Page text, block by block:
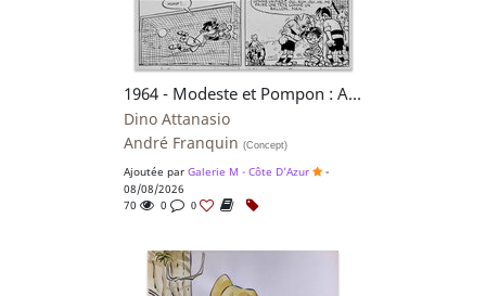
1964 - Modeste et Pompon : Arrêt Facultatif
Dino Attanasio
André Franquin (Concept)
Ajoutée par Galerie M - Côte D'Azur
-
08/08/2026
70
0 0